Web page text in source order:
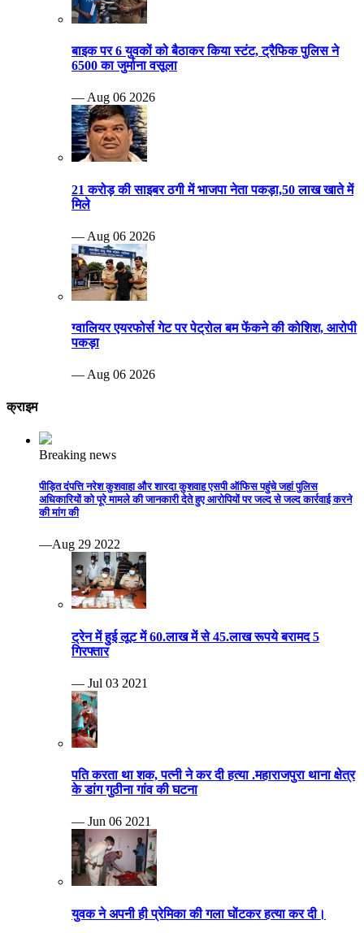
बाइक पर 6 युवकों को बैठाकर किया स्टंट, ट्रैफिक पुलिस ने
6500 का जुर्माना वसूला
— Aug 06 2026
21 करोड़ की साइबर ठगी में भाजपा नेता पकड़ा,50 लाख खाते में
मिले
— Aug 06 2026
ग्वालियर एयरफोर्स गेट पर पेट्रोल बम फेंकने की कोशिश, आरोपी
पकड़ा
— Aug 06 2026
क्राइम
Breaking news
पीड़ित दंपत्ति नरेश कुशवाहा और शारदा कुशवाह एसपी ऑफिस पहुंचे जहां पुलिस
अधिकारियों को पूरे मामले की जानकारी देते हुए आरोपियों पर जल्द से जल्द कार्रवाई करने
की मांग की
—Aug 29 2022
ट्रेन में हुई लूट में 60.लाख में से 45.लाख रूपये बरामद 5
गिरफ्तार
— Jul 03 2021
पति करता था शक, पत्नी ने कर दी हत्या .महाराजपुरा थाना क्षेत्र
के डांग गुठीना गांव की घटना
— Jun 06 2021
युवक ने अपनी ही प्रेमिका की गला घोंटकर हत्या कर दी।